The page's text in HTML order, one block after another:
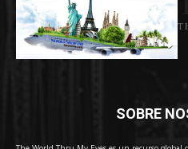
SOBRE